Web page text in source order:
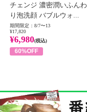
チェンジ 濃密潤いふんわ
り泡洗顔 バブルウォ...
期間限定：8/7〜13
¥17,820
¥6,980(税込)
60%OFF